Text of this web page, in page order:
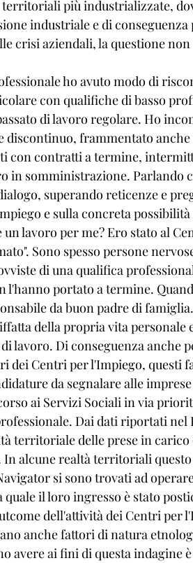
più industrializzate,
industriale e di
crisi aziendali, la questione
ho avuto modo di
con qualifiche di basso
di lavoro regolare. Ho
discontinuo, frammentato
con contratti a termine,
in somministrazione. Parlando
superando reticenze e
e sulla concreta
un lavoro per me? Ero stato al
Sono spesso persone
di una qualifica
l'hanno portato a termine.
da buon padre di
della propria vita personale
lavoro. Di conseguenza anche
dei Centri per l'Impiego, questi
da segnalare alle
ai Servizi Sociali in via
Dai dati riportati nel
territoriale delle prese in
alcune realtà territoriali
si sono trovati ad
il loro ingresso è stato
dell'attività dei Centri per
anche fattori di natura
avere ai fini di questa indagine